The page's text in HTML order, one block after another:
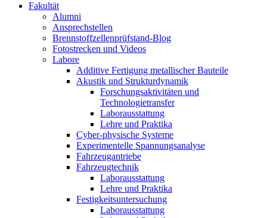
Fakultät
Alumni
Ansprechstellen
Brennstoffzellenprüfstand-Blog
Fotostrecken und Videos
Labore
Additive Fertigung metallischer Bauteile
Akustik und Strukturdynamik
Forschungsaktivitäten und
Technologietransfer
Laborausstattung
Lehre und Praktika
Cyber-physische Systeme
Experimentelle Spannungsanalyse
Fahrzeugantriebe
Fahrzeugtechnik
Laborausstattung
Lehre und Praktika
Festigkeitsuntersuchung
Laborausstattung